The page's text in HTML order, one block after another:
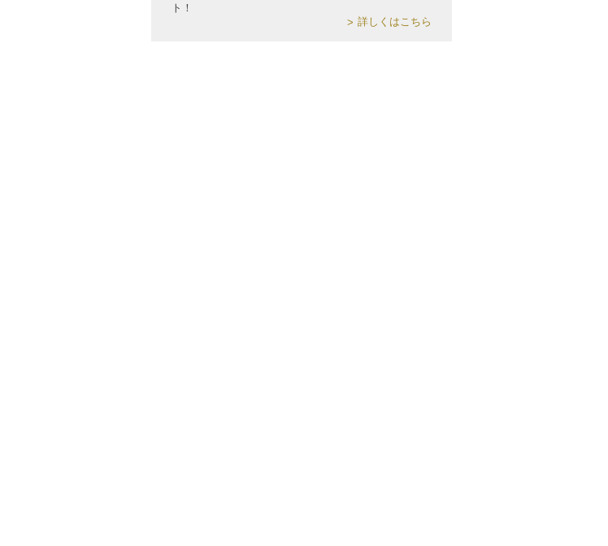
ト！
詳しくはこちら